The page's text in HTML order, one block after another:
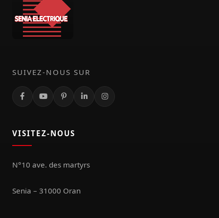
SUIVEZ-NOUS SUR
VISITEZ-NOUS
N°10 ave. des martyrs
Senia – 31000 Oran